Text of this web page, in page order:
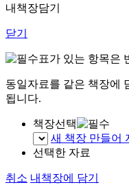
내책장담기
닫기
표가 있는 항목은
동일자료를 같은 책장에
됩니다.
책장선택
새 책장 만들어
선택한 자료
취소 내책장에 담기